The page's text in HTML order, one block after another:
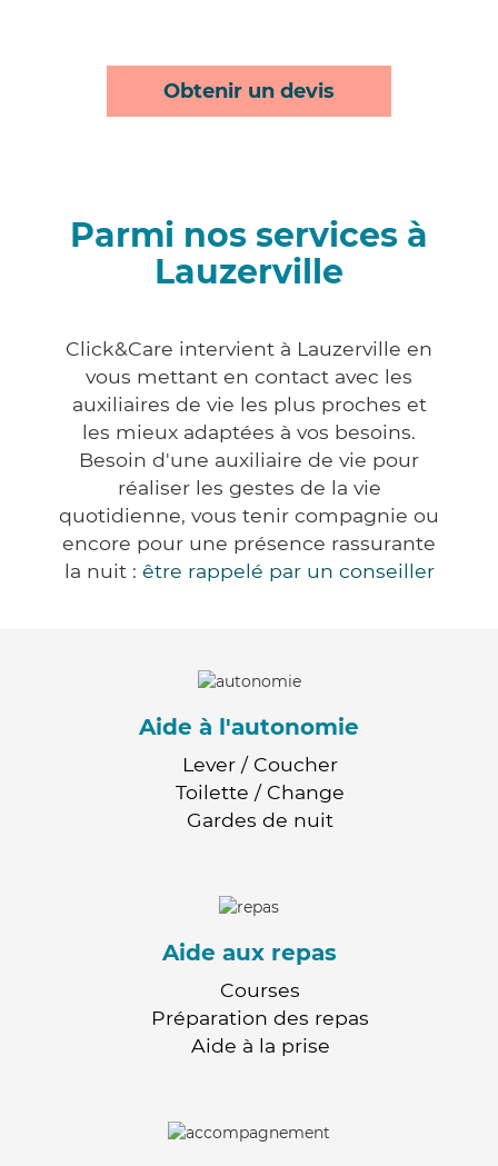
Obtenir un devis
Parmi nos services à
Lauzerville
Click&Care intervient à Lauzerville en
vous mettant en contact avec les
auxiliaires de vie les plus proches et
les mieux adaptées à vos besoins.
Besoin d'une auxiliaire de vie pour
réaliser les gestes de la vie
quotidienne, vous tenir compagnie ou
encore pour une présence rassurante
la nuit : être rappelé par un conseiller
Aide à l'autonomie
Lever / Coucher
Toilette / Change
Gardes de nuit
Aide aux repas
Courses
Préparation des repas
Aide à la prise